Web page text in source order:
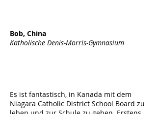
Bob, China
Katholische Denis-Morris-Gymnasium
Es ist fantastisch, in Kanada mit dem
Niagara Catholic District School Board zu